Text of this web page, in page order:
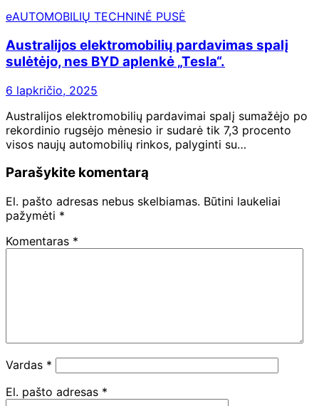
eAUTOMOBILIŲ TECHNINĖ PUSĖ
Australijos elektromobilių pardavimas spalį
sulėtėjo, nes BYD aplenkė „Tesla“.
6 lapkričio, 2025
Australijos elektromobilių pardavimai spalį sumažėjo po
rekordinio rugsėjo mėnesio ir sudarė tik 7,3 procento
visos naujų automobilių rinkos, palyginti su…
Parašykite komentarą
El. pašto adresas nebus skelbiamas. Būtini laukeliai
pažymėti *
Komentaras *
Vardas *
El. pašto adresas *